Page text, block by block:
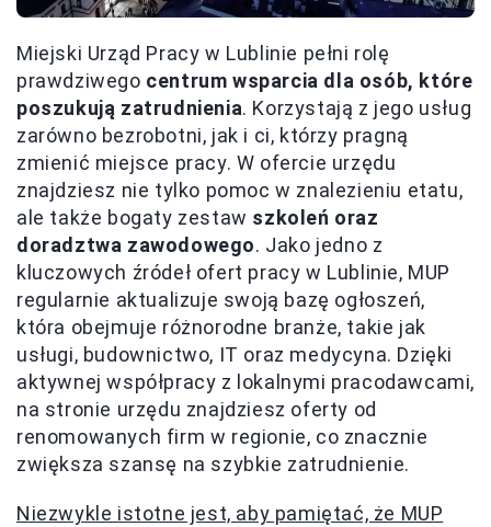
Miejski Urząd Pracy w Lublinie pełni rolę
prawdziwego centrum wsparcia dla osób, które
poszukują zatrudnienia. Korzystają z jego usług
zarówno bezrobotni, jak i ci, którzy pragną
zmienić miejsce pracy. W ofercie urzędu
znajdziesz nie tylko pomoc w znalezieniu etatu,
ale także bogaty zestaw szkoleń oraz
doradztwa zawodowego. Jako jedno z
kluczowych źródeł ofert pracy w Lublinie, MUP
regularnie aktualizuje swoją bazę ogłoszeń,
która obejmuje różnorodne branże, takie jak
usługi, budownictwo, IT oraz medycyna. Dzięki
aktywnej współpracy z lokalnymi pracodawcami,
na stronie urzędu znajdziesz oferty od
renomowanych firm w regionie, co znacznie
zwiększa szansę na szybkie zatrudnienie.
Niezwykle istotne jest, aby pamiętać, że MUP